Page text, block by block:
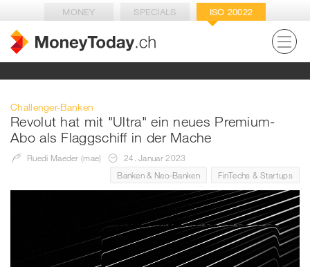
MONEY SPECIALS ISO 20022
Challenger-Banken
Revolut hat mit "Ultra" ein neues Premium-
Abo als Flaggschiff in der Mache
Ruedi Maeder (mae)
24. Januar 2023
Banken & Neo-Banken
FinTechs & Startups